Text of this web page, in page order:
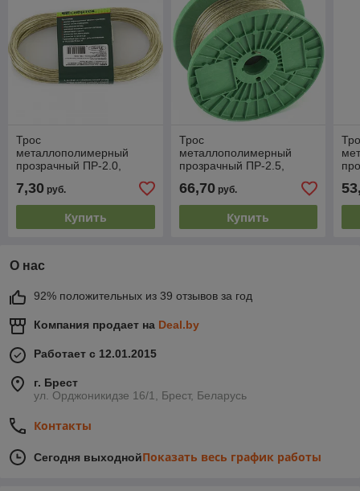
Трос
металлополимерный
прозрачный ПР-2.0,
20м.п.) // СИБРТЕХ
Россия
7,30 руб.
Купить
Трос
металлополимерный
прозрачный ПР-2.5,
(2,5мм толщина, катушка
200м.п.) // СИБРТЕХ
Россия
66,70руб.
Купить
О нас
92% положительных из 39 отзывов за год
Компания продает на Deal.by
Работает с 12.01.2015
г. Брест
ул. Орджоникидзе 16/1, Брест, Беларусь
Контакты
Сегодня выходнойПоказать весь график работы